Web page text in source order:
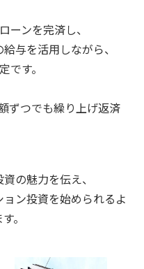
ーンを完済し、
与を活用しながら、
です。
ずつでも繰り上げ返済
の魅力を伝え、
ン投資を始められるよ
。